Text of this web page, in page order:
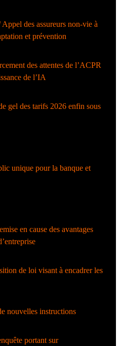
des assureurs non-vie à
et prévention
des attentes de l’ACPR
de l’IA
gel des tarifs 2026 enfin sous
unique pour la banque et
en cause des avantages
de loi visant à encadrer les
nouvelles instructions
portant sur